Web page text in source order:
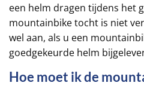
een helm dragen tijdens het
mountainbike tocht is niet
wel aan, als u een
goedgekeurde helm
Hoe moet ik de